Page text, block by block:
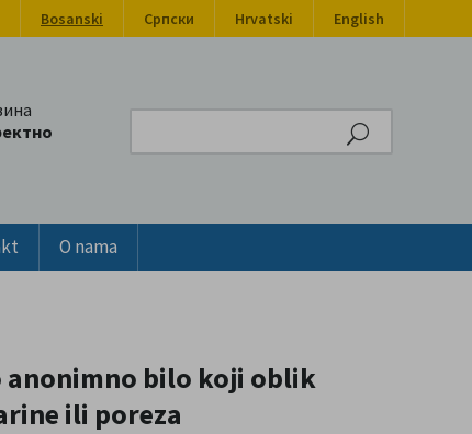
Bosanski Српски Hrvatski English
O nama
bilo koji oblik
ili poreza